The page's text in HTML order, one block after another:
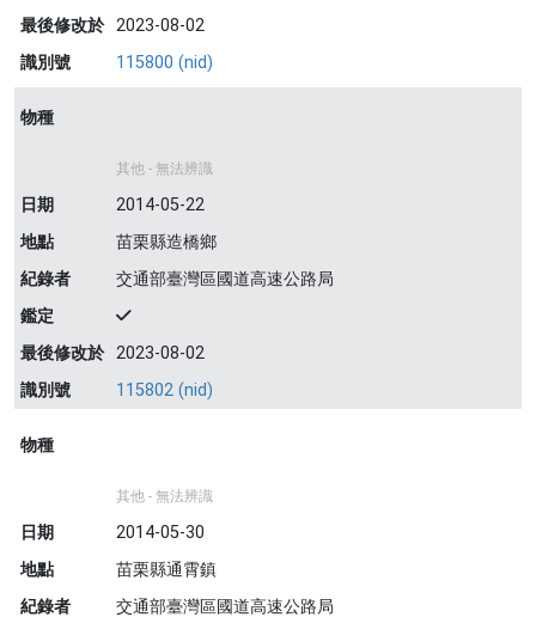
最後修改於 2023-08-02
識別號
115800 (nid)
物種
其他 - 無法辨識
日期
2014-05-22
地點
苗栗縣造橋鄉
紀錄者
交通部臺灣區國道高速公路局
鑑定
最後修改於 2023-08-02
識別號
115802 (nid)
物種
其他 - 無法辨識
日期
2014-05-30
地點
苗栗縣通霄鎮
紀錄者
交通部臺灣區國道高速公路局